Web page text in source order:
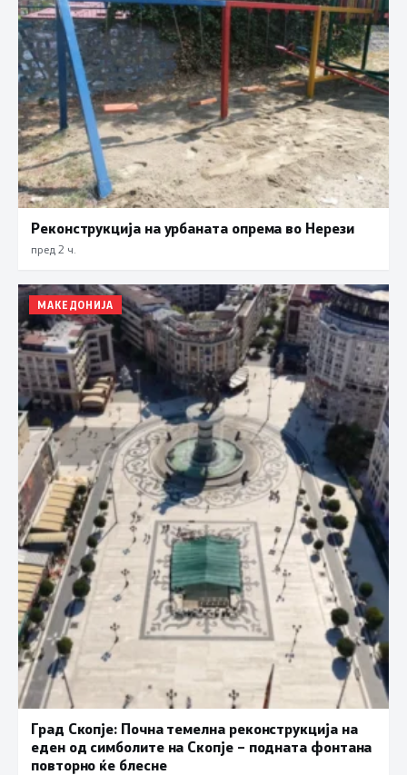
Реконструкција на урбаната опрема во Нерези
пред 2 ч.
МАКЕДОНИЈА
Град Скопје: Почна темелна реконструкција на
еден од симболите на Скопје – подната фонтана
повторно ќе блесне